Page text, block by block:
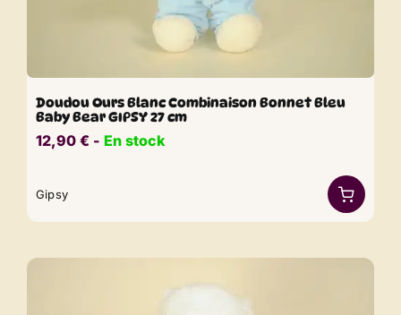
Doudou Ours Blanc Combinaison Bonnet Bleu
Baby Bear GIPSY 27 cm
12,90 € ​​ - En stock
Gipsy